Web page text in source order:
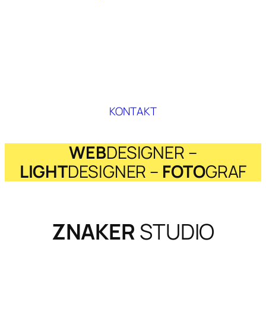
KONTAKT
WEBDESIGNER –
LIGHTDESIGNER – FOTOGRAF
ZNAKERSTUDIO